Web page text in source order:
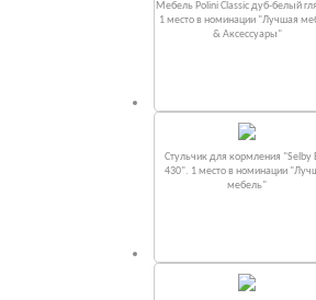
Мебель Polini Classic дуб-белый
1 место в номинации "Лучшая
& Аксессуары"
Стульчик для кормления "Selby
430". 1 место в номинации
мебель"